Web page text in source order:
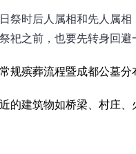
祭时后人属相和先人属
祀之前，也要先转身回避
规殡葬流程暨成都公墓分
的建筑物如桥梁、村庄